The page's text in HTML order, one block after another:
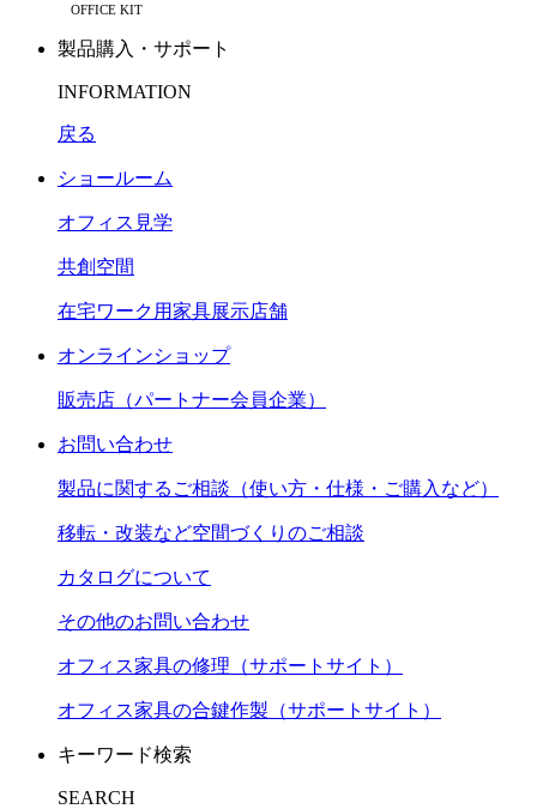
OFFICE KIT
製品購入・サポート
INFORMATION
戻る
ショールーム
オフィス見学
共創空間
在宅ワーク用家具展示店舗
オンラインショップ
販売店（パートナー会員企業）
お問い合わせ
製品に関するご相談（使い方・仕様・ご購入など）
移転・改装など空間づくりのご相談
カタログについて
その他のお問い合わせ
オフィス家具の修理（サポートサイト）
オフィス家具の合鍵作製（サポートサイト）
キーワード検索
SEARCH